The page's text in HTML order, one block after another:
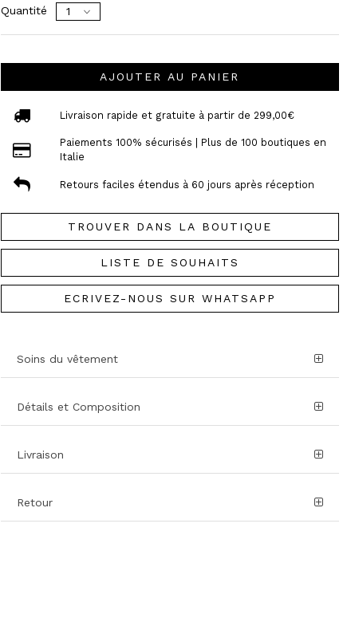
Quantité
AJOUTER AU PANIER
Livraison rapide et gratuite à partir de 299,00€
Paiements 100% sécurisés | Plus de 100 boutiques en
Italie
Retours faciles étendus à 60 jours après réception
TROUVER DANS LA BOUTIQUE
LISTE DE SOUHAITS
ECRIVEZ-NOUS SUR WHATSAPP
Soins du vêtement
Détails et Composition
Livraison
Retour